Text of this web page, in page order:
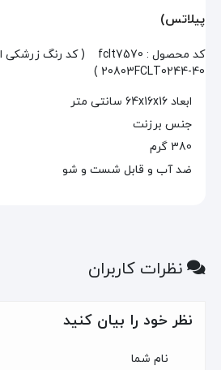
پیلاتس)
کد محصول : fclt7570
( کد رنگ زرشکی
20803FCLT0244-40 )
ابعاد 64x16x16 سانتی متر
جنس برزنت
380 گرم
ضد آب و قابل شست و شو
نظرات کاربران
نظر خود را بیان کنید
نام شما